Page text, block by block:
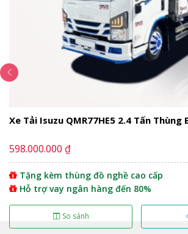
Daewoo được trang bị kính chiếu
bên tải, giúp tài xế dễ quan sát và vận
cũng vô cùng hợp lý vừa giúp bác tài
được vẻ đẹp thẩm mỹ, hệ thống chiếu
tiêu chuẩn Châu Âu, độ bền cao và ánh
Ngoài ra, xe tải Daewoo Prima có thiết
dưới dây chuyền công nghệ hiện đại
Xe Tải Isuzu QMR77HE5 2.4 Tấn
598.000.000 ₫
Tặng kèm thùng đồ nghề cao cấp
Hỗ trợ vay ngân hàng đến 80%
So sánh